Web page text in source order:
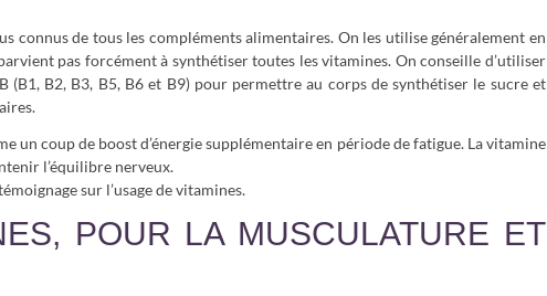
connus de tous les compléments alimentaires. On les utilise généralement en
pas forcément à synthétiser toutes les vitamines. On conseille d’utiliser
(B1, B2, B3, B5, B6 et B9) pour permettre au corps de synthétiser le sucre et
un coup de boost d’énergie supplémentaire en période de fatigue. La vitamine
l’équilibre nerveux.
sur l’usage de vitamines.
POUR LA MUSCULATURE ET